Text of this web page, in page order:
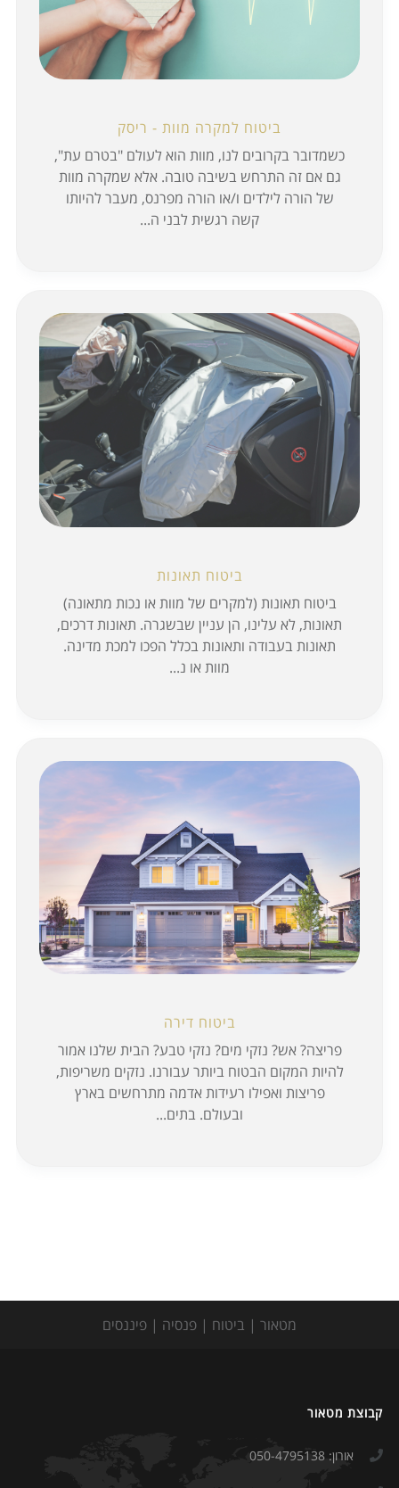
ביטוח למקרה מוות - ריסק
כשמדובר בקרובים לנו, מוות הוא לעולם "בטרם עת",
גם אם זה התרחש בשיבה טובה. אלא שמקרה מוות
של הורה לילדים ו/או הורה מפרנס, מעבר להיותו
קשה רגשית לבני ה...
ביטוח תאונות
ביטוח תאונות (למקרים של מוות או נכות מתאונה)
תאונות, לא עלינו, הן עניין שבשגרה. תאונות דרכים,
תאונות בעבודה ותאונות בכלל הפכו למכת מדינה.
מוות או נ...
ביטוח דירה
פריצה? אש? נזקי מים? נזקי טבע? הבית שלנו אמור
להיות המקום הבטוח ביותר עבורנו. נזקים משריפות,
פריצות ואפילו רעידות אדמה מתרחשים בארץ
ובעולם. בתים...
מטאור | ביטוח | פנסיה | פיננסים
קבוצת מטאור
אורון: 050-4795138